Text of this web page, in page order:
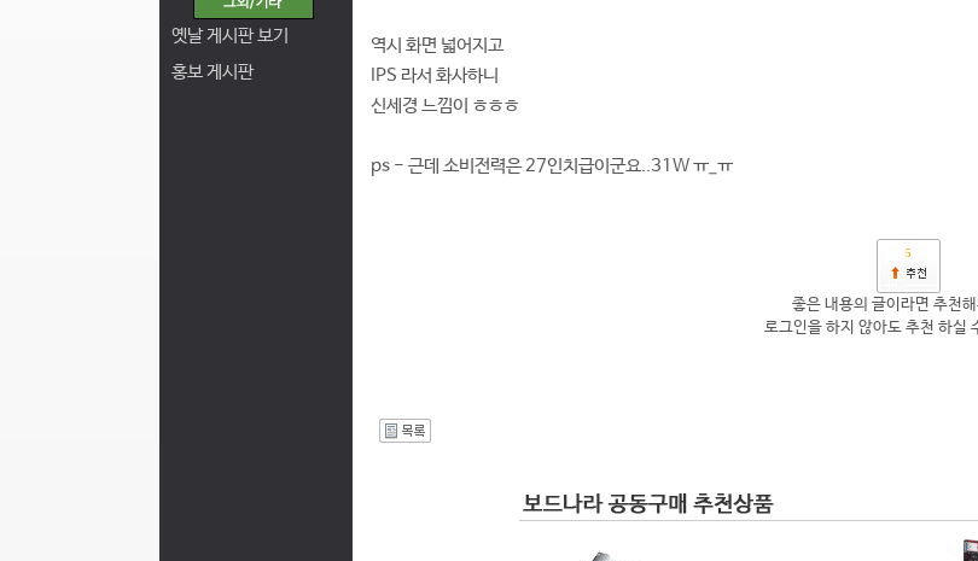
옛날 게시판 보기
홍보 게시판
역시 화면 넓어지고
IPS 라서 화사하니
신세경 느낌이 ㅎㅎㅎ
ps - 근데 소비전력은 27인치급이군요..31W ㅠ_ㅠ
5
좋은 내용의 글이라면 추천
로그인을 하지 않아도 추천 하실